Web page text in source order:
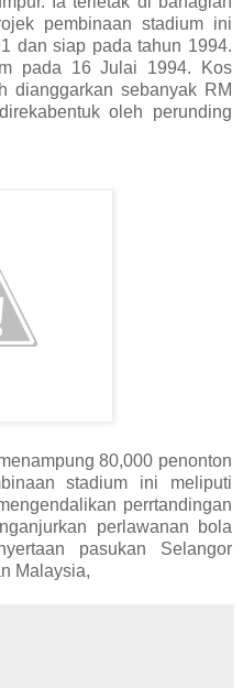
pembinaan stadium ini
dan siap pada tahun 1994.
pada 16 Julai 1994. Kos
dianggarkan sebanyak RM
oleh perunding
80,000 penonton
stadium ini meliputi
perrtandingan
perlawanan bola
pasukan Selangor
Malaysia,